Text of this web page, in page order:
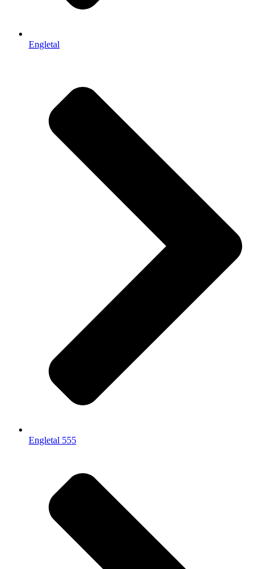
Engletal
Engletal 555